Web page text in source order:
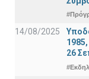
14/08/2025
26